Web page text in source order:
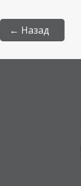
← Назад